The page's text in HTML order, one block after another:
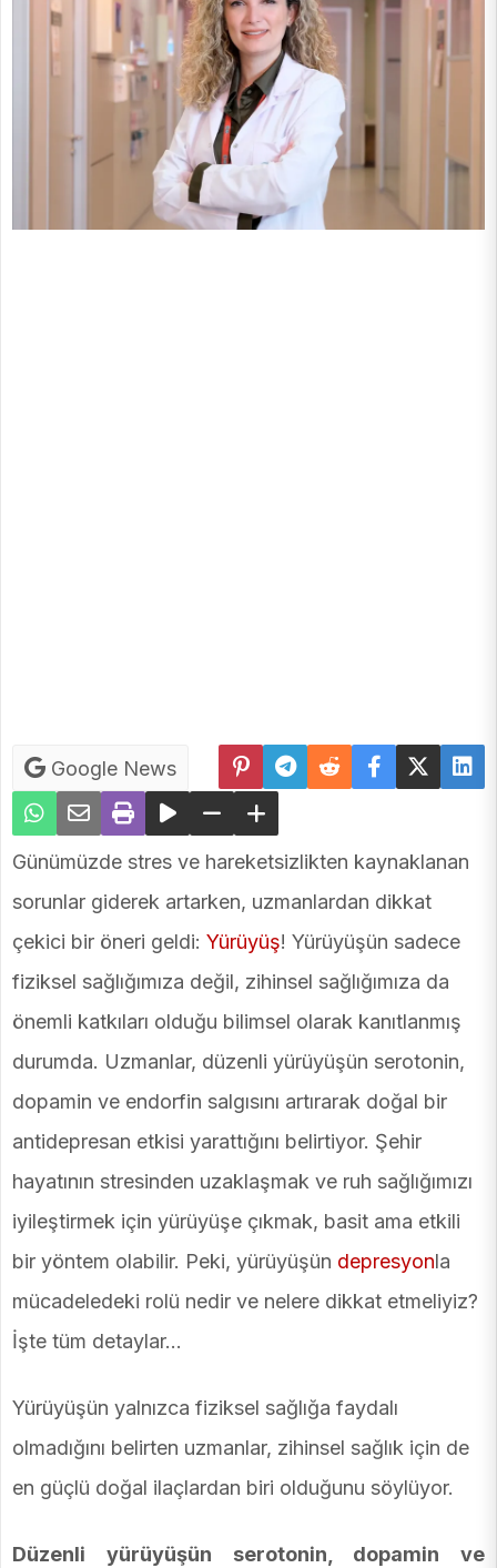
Google News
Günümüzde stres ve hareketsizlikten kaynaklanan
sorunlar giderek artarken, uzmanlardan dikkat
çekici bir öneri geldi: Yürüyüş! Yürüyüşün sadece
fiziksel sağlığımıza değil, zihinsel sağlığımıza da
önemli katkıları olduğu bilimsel olarak kanıtlanmış
durumda. Uzmanlar, düzenli yürüyüşün serotonin,
dopamin ve endorfin salgısını artırarak doğal bir
antidepresan etkisi yarattığını belirtiyor. Şehir
hayatının stresinden uzaklaşmak ve ruh sağlığımızı
iyileştirmek için yürüyüşe çıkmak, basit ama etkili
bir yöntem olabilir. Peki, yürüyüşün depresyonla
mücadeledeki rolü nedir ve nelere dikkat etmeliyiz?
İşte tüm detaylar...
Yürüyüşün yalnızca fiziksel sağlığa faydalı
olmadığını belirten uzmanlar, zihinsel sağlık için de
en güçlü doğal ilaçlardan biri olduğunu söylüyor.
Düzenli yürüyüşün serotonin, dopamin ve